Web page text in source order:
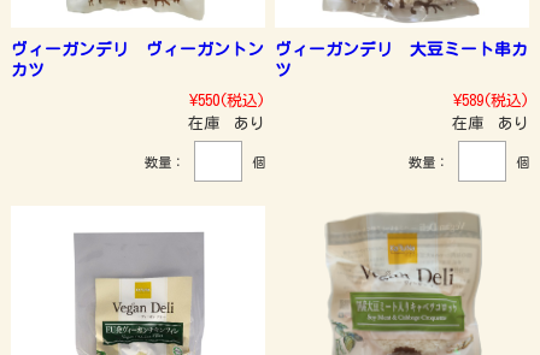
ヴィーガンデリ ヴィーガントン
カツ
¥550(税込)
在庫 あり
数量： 個
ヴィーガンデリ 大豆ミート串カ
ツ
¥589(税込)
在庫 あり
数量： 個